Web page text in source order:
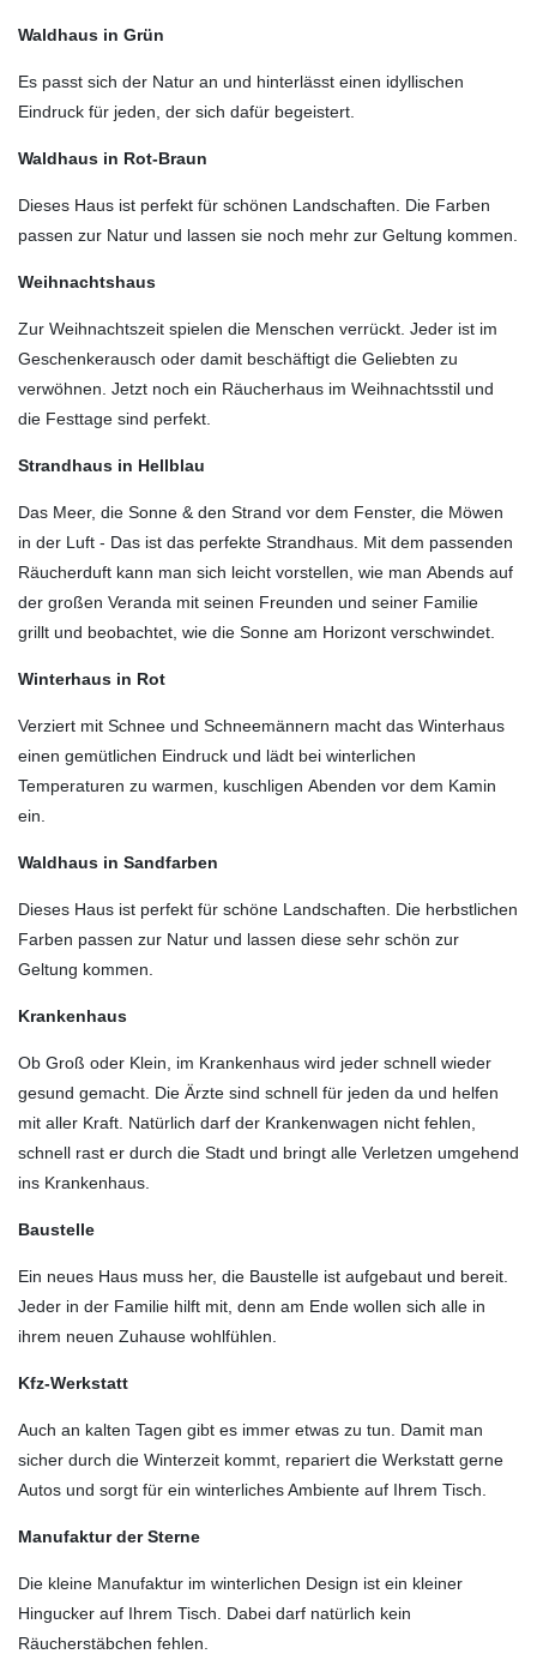
Waldhaus in Grün
Es passt sich der Natur an und hinterlässt einen idyllischen
Eindruck für jeden, der sich dafür begeistert.
Waldhaus in Rot-Braun
Dieses Haus ist perfekt für schönen Landschaften. Die Farben
passen zur Natur und lassen sie noch mehr zur Geltung kommen.
Weihnachtshaus
Zur Weihnachtszeit spielen die Menschen verrückt. Jeder ist im
Geschenkerausch oder damit beschäftigt die Geliebten zu
verwöhnen. Jetzt noch ein Räucherhaus im Weihnachtsstil und
die Festtage sind perfekt.
Strandhaus in Hellblau
Das Meer, die Sonne & den Strand vor dem Fenster, die Möwen
in der Luft - Das ist das perfekte Strandhaus. Mit dem passenden
Räucherduft kann man sich leicht vorstellen, wie man Abends auf
der großen Veranda mit seinen Freunden und seiner Familie
grillt und beobachtet, wie die Sonne am Horizont verschwindet.
Winterhaus in Rot
Verziert mit Schnee und Schneemännern macht das Winterhaus
einen gemütlichen Eindruck und lädt bei winterlichen
Temperaturen zu warmen, kuschligen Abenden vor dem Kamin
ein.
Waldhaus in Sandfarben
Dieses Haus ist perfekt für schöne Landschaften. Die herbstlichen
Farben passen zur Natur und lassen diese sehr schön zur
Geltung kommen.
Krankenhaus
Ob Groß oder Klein, im Krankenhaus wird jeder schnell wieder
gesund gemacht. Die Ärzte sind schnell für jeden da und helfen
mit aller Kraft. Natürlich darf der Krankenwagen nicht fehlen,
schnell rast er durch die Stadt und bringt alle Verletzen umgehend
ins Krankenhaus.
Baustelle
Ein neues Haus muss her, die Baustelle ist aufgebaut und bereit.
Jeder in der Familie hilft mit, denn am Ende wollen sich alle in
ihrem neuen Zuhause wohlfühlen.
Kfz-Werkstatt
Auch an kalten Tagen gibt es immer etwas zu tun. Damit man
sicher durch die Winterzeit kommt, repariert die Werkstatt gerne
Autos und sorgt für ein winterliches Ambiente auf Ihrem Tisch.
Manufaktur der Sterne
Die kleine Manufaktur im winterlichen Design ist ein kleiner
Hingucker auf Ihrem Tisch. Dabei darf natürlich kein
Räucherstäbchen fehlen.